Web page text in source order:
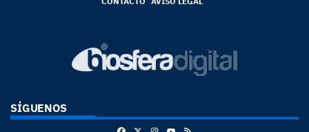
SÍGUENOS
FacebookInstagram